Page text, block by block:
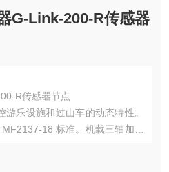
G-Link-200-R传感器
R传感器节点
乐设施和过山车的动态特性。
18 标准。机载三轴加速